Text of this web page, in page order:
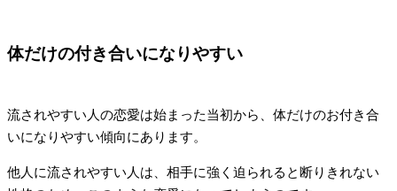
体だけの付き合いになりやすい
流されやすい人の恋愛は始まった当初から、体だけのお付き合
いになりやすい傾向にあります。
他人に流されやすい人は、相手に強く迫られると断りきれない